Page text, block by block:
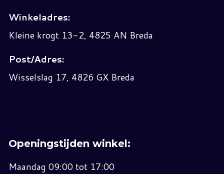
Winkeladres:
Kleine krogt 13-2, 4825 AN Breda
Post/Adres:
Wisselslag 17, 4826 GX Breda
Openingstijden winkel:
Maandag 09:00 tot 17:00